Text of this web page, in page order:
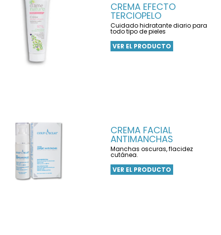
CREMA EFECTO
TERCIOPELO
Cuidado hidratante diario para
todo tipo de pieles
VER EL PRODUCTO
CREMA FACIAL
ANTIMANCHAS
Manchas oscuras, flacidez
cutánea.
VER EL PRODUCTO